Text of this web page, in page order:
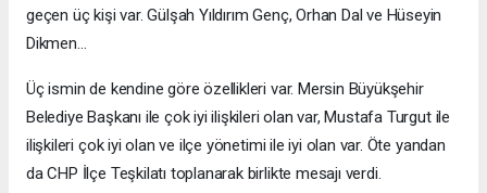
geçen üç kişi var. Gülşah Yıldırım Genç, Orhan Dal ve Hüseyin
Dikmen…
Üç ismin de kendine göre özellikleri var. Mersin Büyükşehir
Belediye Başkanı ile çok iyi ilişkileri olan var, Mustafa Turgut ile
ilişkileri çok iyi olan ve ilçe yönetimi ile iyi olan var. Öte yandan
da CHP İlçe Teşkilatı toplanarak birlikte mesajı verdi.